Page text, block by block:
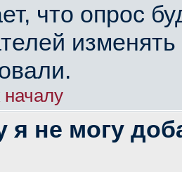
что опрос
началу
я не могу